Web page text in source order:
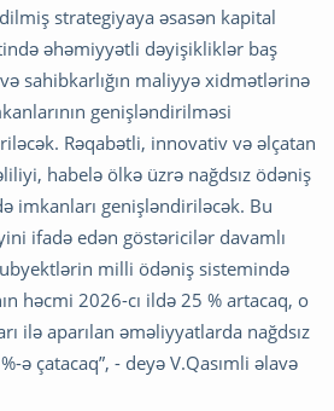
strategiyaya əsasən kapital
əhəmiyyətli dəyişikliklər baş
sahibkarlığın maliyyə xidmətlərinə
genişləndirilməsi
Rəqabətli, innovativ və əlçatan
habelə ölkə üzrə nağdsız ödəniş
imkanları genişləndiriləcək. Bu
ifadə edən göstəricilər davamlı
milli ödəniş sistemində
həcmi 2026-cı ildə 25 % artacaq, o
ilə aparılan əməliyyatlarda nağdsız
ə çatacaq”, - deyə V.Qasımli əlavə